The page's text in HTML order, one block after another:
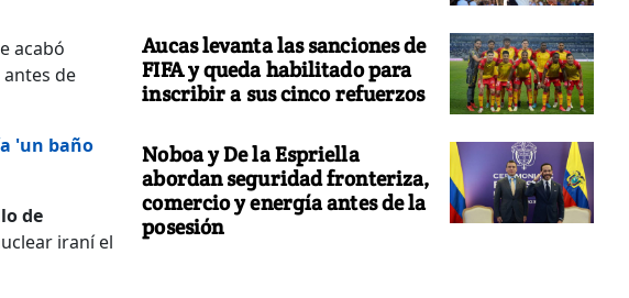
acabó
de
'un baño
de
iraní el
Aucas levanta las sanciones de
FIFA y queda habilitado para
inscribir a sus cinco refuerzos
Noboa y De la Espriella
abordan seguridad fronteriza,
comercio y energía antes de la
posesión